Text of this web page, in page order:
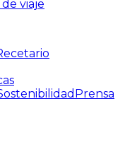
viaje
Prensa